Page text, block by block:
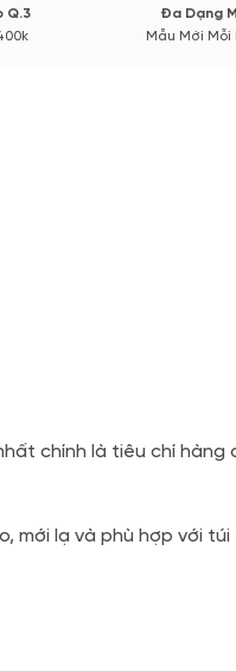
Q.3
Đa Dạng
Mẫu Mới Mỗi
chính là tiêu chí hàng
mới lạ và phù hợp với